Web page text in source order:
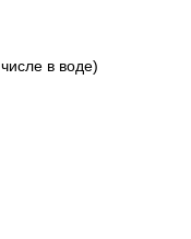
в воде)